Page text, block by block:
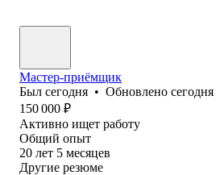
Мастер-приёмщик
Был сегодня • Обновлено сегодня
150 000 ₽
Активно ищет работу
Общий опыт
20 лет 5 месяцев
Другие резюме